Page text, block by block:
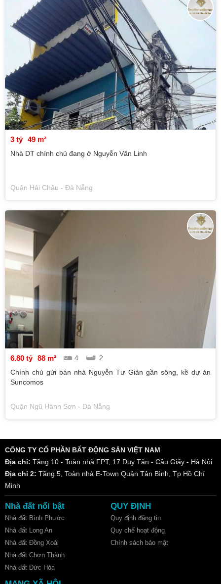
3 tỷ 49 m²
Nhà DT chính chủ đang ở Nguyễn Văn Linh
Quận Hải Châu - Đà Nẵng
6.80 tỷ 88 m² 4
2
Chính chủ gửi bán nhà Nguyễn Tư Giản gần sông, kề dự án
Suncomos
Quận Ngũ Hành Sơn - Đà Nẵng
CÔNG TY CỔ PHẦN BẤT ĐỘNG SẢN VIỆT NAM
Địa chỉ: Tầng 10 - Toàn nhà FPT, 17 Duy Tân - Cầu Giấy - Hà Nội
Địa chỉ 2: Tầng 5, Toàn nhà E-Town Quận Tân Bình, Tp Hồ Chí
Minh
Nhà đất nổi bật
Nhà đất Bình Phước
Nhà đất Long An
Nhà đất Đồng Xoài
Nhà đất Chơn Thành
Nhà đất Đức Hòa
QUY ĐỊNH
Quy định đăng tin
Quy chế hoạt động
Chính sách bảo mật